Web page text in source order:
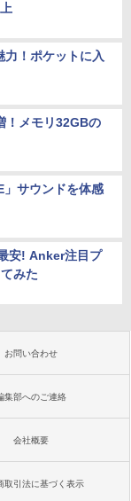
力！ポケットに入
！メモリ32GBの
サウンドを体感
安! Anker注目プ
みた
お問い合わせ
集部へのご連絡
会社概要
取引法に基づく表示